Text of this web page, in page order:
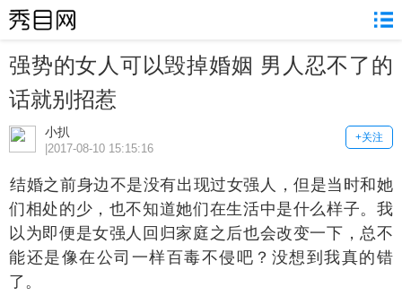
强势的女人可以毁掉婚姻 男人忍不了的
话就别招惹
小扒 +关注
|2017-08-10 15:15:16
之前身边不是没有出现过女强人，但是当时和她
们相处的少，也不知道她们在生活中是什么样子。我
以为即便是女强人回归家庭之后也会改变一下，总不
能还是像在公司一样百毒不侵吧？没想到我真的错
了。